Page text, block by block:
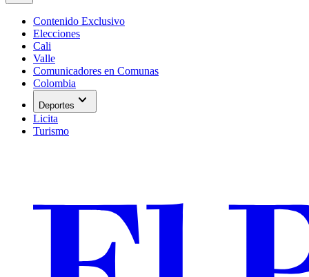
Contenido Exclusivo
Elecciones
Cali
Valle
Comunicadores en Comunas
Colombia
Deportes expand_more
Licita
Turismo